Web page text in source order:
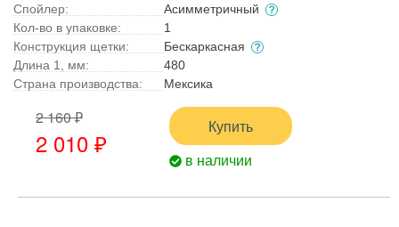
Спойлер:
Асимметричный
Кол-во в упаковке:
1
Конструкция щетки:
Бескаркасная
Длина 1, мм:
480
Страна производства:
Мексика
2 160 ₽
2 010 ₽
Купить
в наличии